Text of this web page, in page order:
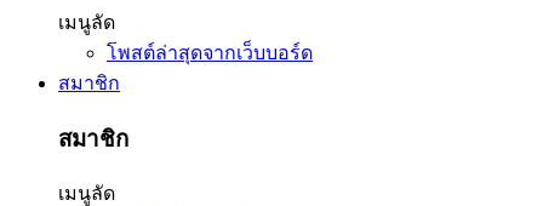
เมนูลัด
โพสต์ล่าสุดจากเว็บบอร์ด
สมาชิก
สมาชิก
เมนูลัด